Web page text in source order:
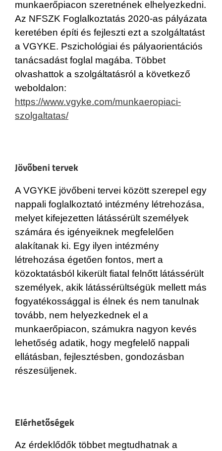
munkaerőpiacon szeretnének elhelyezkedni.
Az NFSZK Foglalkoztatás 2020-as pályázata
keretében építi és fejleszti ezt a szolgáltatást
a VGYKE. Pszichológiai és pályaorientációs
tanácsadást foglal magába. Többet
olvashattok a szolgáltatásról a következő
weboldalon:
https://www.vgyke.com/munkaeropiaci-
szolgaltatas/
Jövőbeni tervek
A VGYKE jövőbeni tervei között szerepel egy
nappali foglalkoztató intézmény létrehozása,
melyet kifejezetten látássérült személyek
számára és igényeiknek megfelelően
alakítanak ki. Egy ilyen intézmény
létrehozása égetően fontos, mert a
közoktatásból kikerült fiatal felnőtt látássérült
személyek, akik látássérültségük mellett más
fogyatékossággal is élnek és nem tanulnak
tovább, nem helyezkednek el a
munkaerőpiacon, számukra nagyon kevés
lehetőség adatik, hogy megfelelő nappali
ellátásban, fejlesztésben, gondozásban
részesüljenek.
Elérhetőségek
Az érdeklődők többet megtudhatnak a